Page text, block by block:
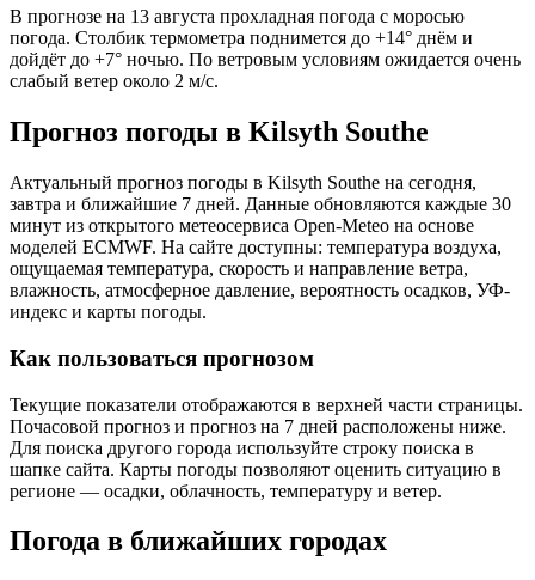
В прогнозе на 13 августа прохладная погода с моросью
погода. Столбик термометра поднимется до +14° днём и
дойдёт до +7° ночью. По ветровым условиям ожидается очень
слабый ветер около 2 м/с.
Прогноз погоды в Kilsyth Southе
Актуальный прогноз погоды в Kilsyth Southе на сегодня,
завтра и ближайшие 7 дней. Данные обновляются каждые 30
минут из открытого метеосервиса Open-Meteo на основе
моделей ECMWF. На сайте доступны: температура воздуха,
ощущаемая температура, скорость и направление ветра,
влажность, атмосферное давление, вероятность осадков, УФ-
индекс и карты погоды.
Как пользоваться прогнозом
Текущие показатели отображаются в верхней части страницы.
Почасовой прогноз и прогноз на 7 дней расположены ниже.
Для поиска другого города используйте строку поиска в
шапке сайта. Карты погоды позволяют оценить ситуацию в
регионе — осадки, облачность, температуру и ветер.
Погода в ближайших городах